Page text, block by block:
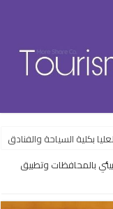
بكلية السياحة والفنادق
بالمحافظات وتطبيق